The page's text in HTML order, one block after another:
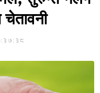
चेतावनी